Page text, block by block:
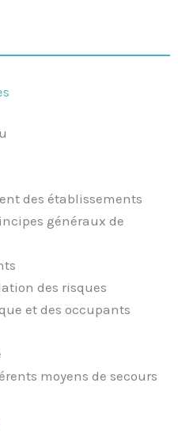
des établissements
généraux de
des risques
et des occupants
moyens de secours